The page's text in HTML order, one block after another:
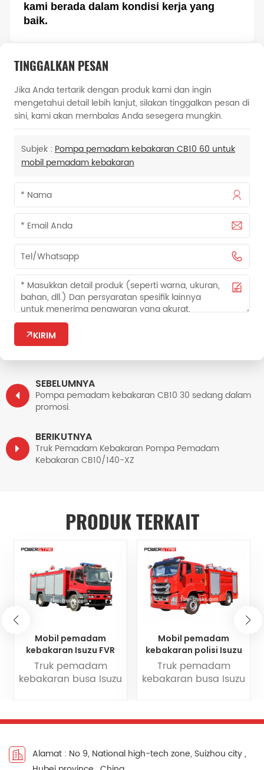
kami berada dalam kondisi kerja yang
baik.
TINGGALKAN PESAN
Jika Anda tertarik dengan produk kami dan ingin
mengetahui detail lebih lanjut, silakan tinggalkan pesan di
sini, kami akan membalas Anda sesegera mungkin.
Subjek : Pompa pemadam kebakaran CB10 60 untuk
mobil pemadam kebakaran
KIRIM
SEBELUMNYA
Pompa pemadam kebakaran CB10 30 sedang dalam
promosi.
BERIKUTNYA
Truk Pemadam Kebakaran Pompa Pemadam
Kebakaran CB10/140-XZ
PRODUK TERKAIT
Mobil pemadam
kebakaran Isuzu FVR
6HK1 Albania
Truk pemadam
kebakaran busa Isuzu
pada sasis Isuzu GIGA
4600mm+1370mm.
Mobil pemadam
kebakaran polisi Isuzu
Guatemala 4500L
Truk pemadam
kebakaran busa Isuzu
truk pemadam
jarak sumbu roda
Alamat : No 9, National high-tech zone, Suizhou city ,